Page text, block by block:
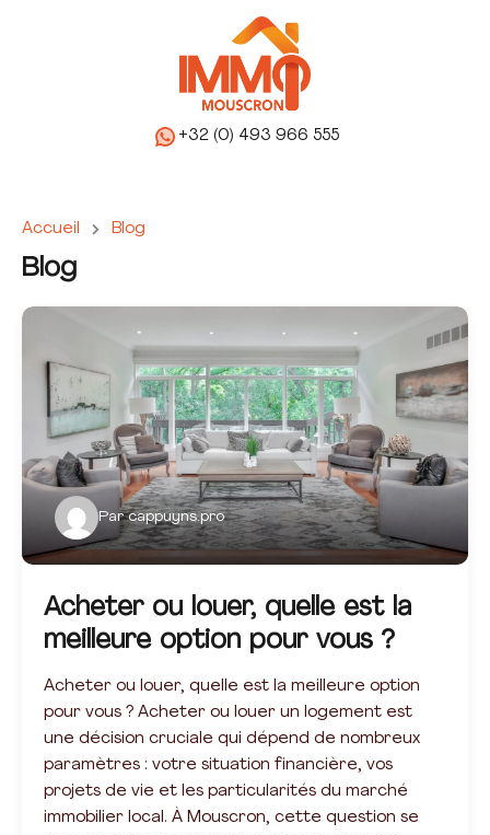
+32 (0) 493 966 555
Accueil Blog
Blog
Par cappuyns.pro
Acheter ou louer, quelle est la
meilleure option pour vous ?
Acheter ou louer, quelle est la meilleure option
pour vous ? Acheter ou louer un logement est
une décision cruciale qui dépend de nombreux
paramètres : votre situation financière, vos
projets de vie et les particularités du marché
immobilier local. À Mouscron, cette question se